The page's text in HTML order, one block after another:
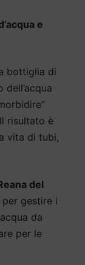
e
bottiglia di
dell’acqua
risultato è
vita di tubi,
del
per gestire i
da
per le